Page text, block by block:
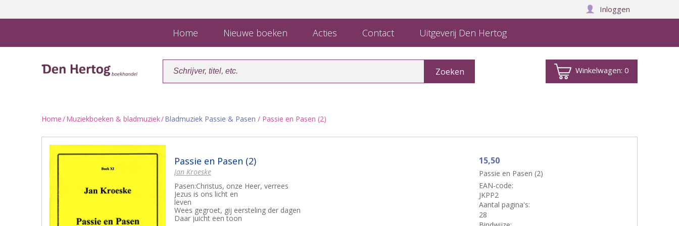
Inloggen
Home Nieuwe boeken Acties Contact Uitgeverij Den Hertog
Winkelwagen:0
Home/Muziekboeken & bladmuziek/Bladmuziek Passie & Pasen / Passie en Pasen (2)
Passie en Pasen (2)
Jan Kroeske
Pasen:Christus, onze Heer, verrees
Jezus is ons licht en
leven
Wees gegroet, gij eersteling der dagen
Daar juicht een toon
15,50
Passie en Pasen (2)
EAN-code:
JKPP2
Aantal pagina's:
28